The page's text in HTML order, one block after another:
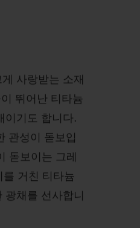
사랑받는 소재
뛰어난 티타늄
이기도 합니다.
관성이 돋보입
돋보이는 그레
거친 티타늄
채를 선사합니